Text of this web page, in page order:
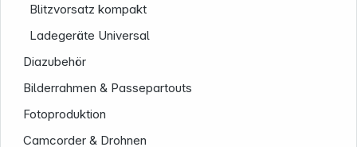
Blitzvorsatz kompakt
Ladegeräte Universal
Diazubehör
Bilderrahmen & Passepartouts
Fotoproduktion
Camcorder & Drohnen